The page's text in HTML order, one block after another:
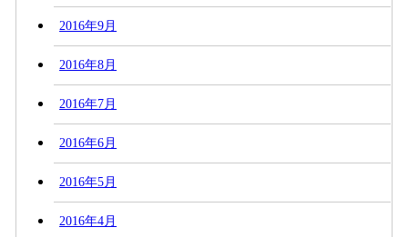
2016年9月
2016年8月
2016年7月
2016年6月
2016年5月
2016年4月